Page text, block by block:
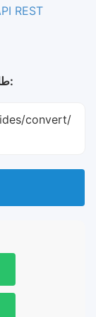
REST
طلب واجهة برمجة التطبيقات:
convert/